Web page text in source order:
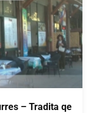
– Tradita qe